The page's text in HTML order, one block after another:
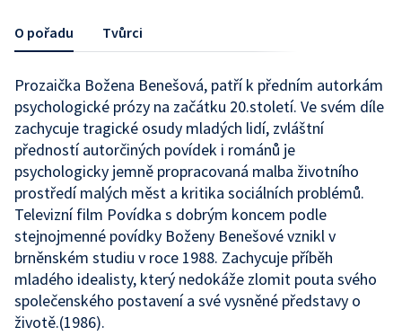
O pořadu Tvůrci
Prozaička Božena Benešová, patří k předním autorkám
psychologické prózy na začátku 20.století. Ve svém díle
zachycuje tragické osudy mladých lidí, zvláštní
předností autorčiných povídek i románů je
psychologicky jemně propracovaná malba životního
prostředí malých měst a kritika sociálních problémů.
Televizní film Povídka s dobrým koncem podle
stejnojmenné povídky Boženy Benešové vznikl v
brněnském studiu v roce 1988. Zachycuje příběh
mladého idealisty, který nedokáže zlomit pouta svého
společenského postavení a své vysněné představy o
životě.(1986).